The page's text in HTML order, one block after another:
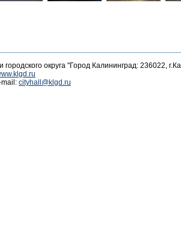
округа "Город Калининград: 236022,
cityhall@klgd.ru